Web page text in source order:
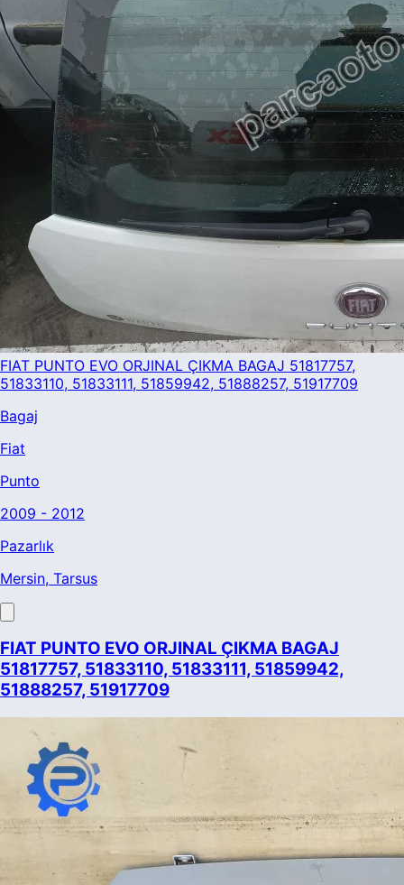
FIAT PUNTO EVO ORJINAL ÇIKMA BAGAJ 51817757,
51833110, 51833111, 51859942, 51888257, 51917709
Bagaj
Fiat
Punto
2009 - 2012
Pazarlık
Mersin, Tarsus
FIAT PUNTO EVO ORJINAL ÇIKMA BAGAJ
51817757, 51833110, 51833111, 51859942,
51888257, 51917709